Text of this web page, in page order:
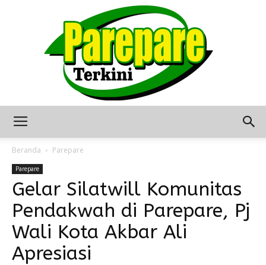
Terkini
Seputar
Beranda Parepare
Parepare
Gelar Silatwill Komunitas
Pendakwah di Parepare, Pj
Wali Kota Akbar Ali
Apresiasi